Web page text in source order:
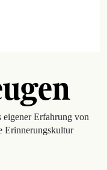
Erfahrung von
Erinnerungskultur